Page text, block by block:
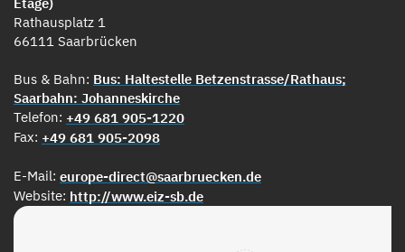
Rathausplatz 1
66111 Saarbrücken
Bus & Bahn: Bus: Haltestelle Betzenstrasse/Rathaus;
Saarbahn: Johanneskirche
Telefon: +49 681 905-1220
Fax: +49 681 905-2098
E-Mail: europe-direct@saarbruecken.de
Website: http://www.eiz-sb.de